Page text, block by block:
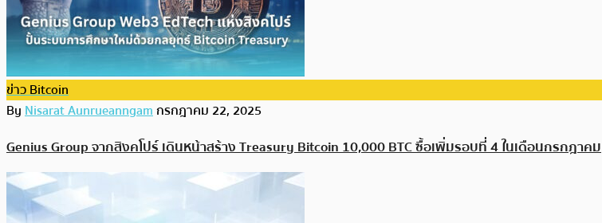
ข่าว Bitcoin
ByNisarat Aunrueanngamกรกฎาคม 22, 2025
Genius Group จากสิงคโปร์ เดินหน้าสร้าง Treasury Bitcoin 10,000 BTC ซื้อเพิ่มรอบที่ 4 ในเดือนกรกฎาคม